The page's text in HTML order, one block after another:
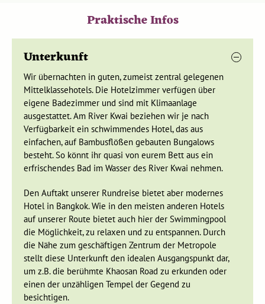
Hotel auf demFluss Kwai
. Andere Floating-Hotels sind auch
auf dem Fluss gebaut, aber mit dem Bus von Land aus zu
erreichen. Die größeren Kinder können direkt von unserer
Unterkunft aus ein erfrischendes Bad nehmen oder es finden
sich ein paar einheimische Kinder für eine gemeinsame
Runde Fußball. Die Erwachsenen dagegen möchten
vielleicht bei einer traditionellen Massage entspannen oder
einen Ausflug zu denKeang Lawa-Höhlenunternehmen. Es
ist auch möglich, sich auf einem Floß treiben zu lassen und
wollt, am Abend sitzen sicherlich noch alle zusammen und
lauschen den Geräuschen des Waldes.
Eine Reise in die Vergangenheit
Thailands
Tag 6 River Kwai - Uthai Thani
Tag 7 Uthai Thani - Sukhothai
Praktische Infos
Unterkunft
Wir übernachten in guten, zumeist zentral gelegenen
Mittelklassehotels. Die Hotelzimmer verfügen über
eigene Badezimmer und sind mit Klimaanlage
ausgestattet. Am River Kwai beziehen wir je nach
Verfügbarkeit ein schwimmendes Hotel, das aus
einfachen, auf Bambusflößen gebauten Bungalows
besteht. So könnt ihr quasi von eurem Bett aus ein
erfrischendes Bad im Wasser des River Kwai nehmen.
Den Auftakt unserer Rundreise bietet aber modernes
Hotel in Bangkok. Wie in den meisten anderen Hotels
auf unserer Route bietet auch hier der Swimmingpool
die Möglichkeit, zu relaxen und zu entspannen. Durch
die Nähe zum geschäftigen Zentrum der Metropole
stellt diese Unterkunft den idealen Ausgangspunkt dar,
um z.B. die berühmte Khaosan Road zu erkunden oder
einen der unzähligen Tempel der Gegend zu
besichtigen.